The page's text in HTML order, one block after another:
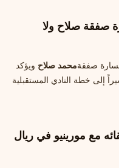
صفقة صلاح ولا
صفقةمحمد صلاح ويؤكد
إلى خطة النادي المستقبلية
مع مورينيو في ريال